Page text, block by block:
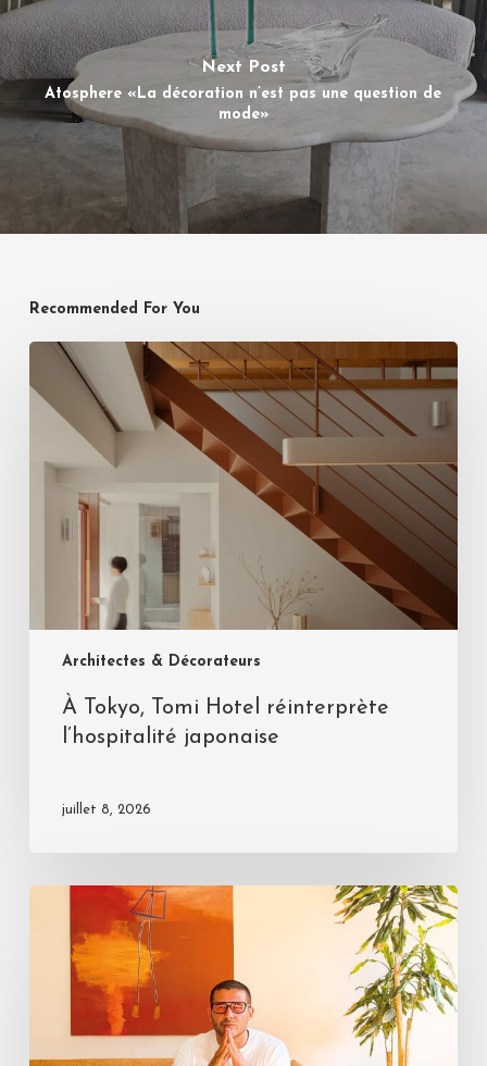
Next Post
Atosphere «La décoration n’est pas une question de
mode»
Recommended For You
Architectes & Décorateurs
À Tokyo, Tomi Hotel réinterprète
l’hospitalité japonaise
juillet 8, 2026